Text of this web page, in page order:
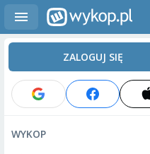
ZALOGUJ SIĘ
WYKOP